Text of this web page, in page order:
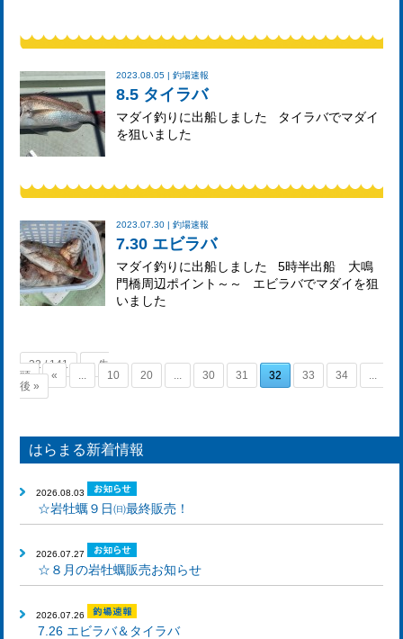
2023.08.05 | 釣場速報
8.5 タイラバ
マダイ釣りに出船しました タイラバでマダイ
を狙いました
2023.07.30 | 釣場速報
7.30 エビラバ
マダイ釣りに出船しました 5時半出船 大鳴
門橋周辺ポイント～～ エビラバでマダイを狙
いました
32 / 141
« 先
頭
« ... 10 20 ... 30 31 32 33 34 ...
後 »
はらまる新着情報
2026.08.03
☆岩牡蠣９日㈰最終販売！
2026.07.27
☆８月の岩牡蠣販売お知らせ
2026.07.26
7.26 エビラバ＆タイラバ